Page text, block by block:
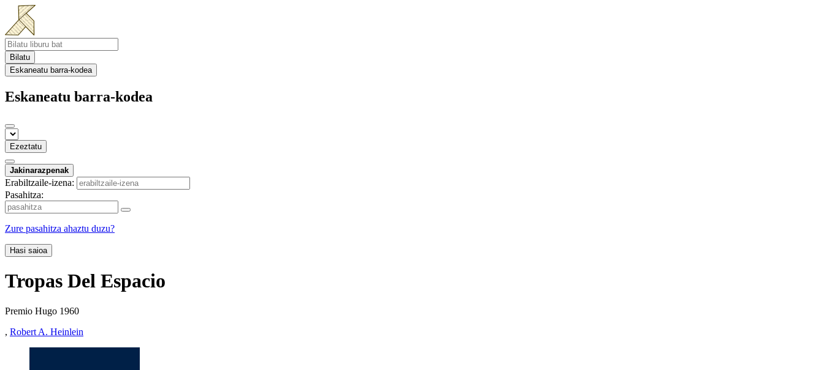
Bilatu
Eskaneatu barra-kodea
Eskaneatu barra-kodea
Ezeztatu
Jakinarazpenak
Erabiltzaile-izena:
Pasahitza:
Zure pasahitza ahaztu duzu?
Hasi saioa
Tropas Del Espacio
Premio Hugo 1960
, Robert A. Heinlein